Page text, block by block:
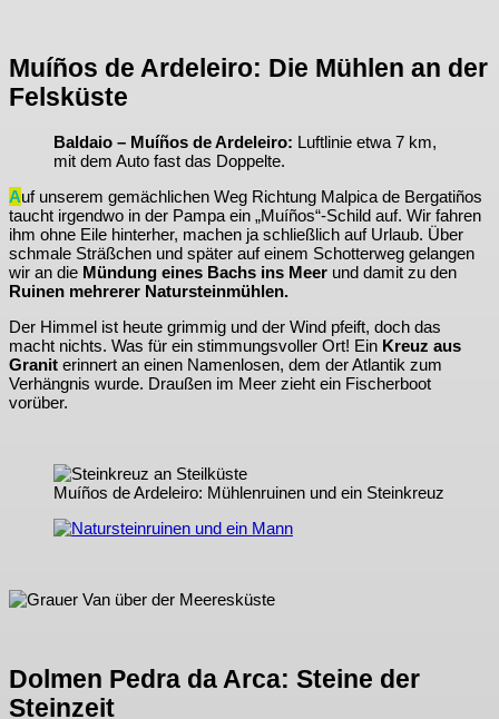
Muíños de Ardeleiro: Die Mühlen an der
Felsküste
Baldaio – Muíños de Ardeleiro: Luftlinie etwa 7 km,
mit dem Auto fast das Doppelte.
Auf unserem gemächlichen Weg Richtung Malpica de Bergatiños
taucht irgendwo in der Pampa ein „Muíños“-Schild auf. Wir fahren
ihm ohne Eile hinterher, machen ja schließlich auf Urlaub. Über
schmale Sträßchen und später auf einem Schotterweg gelangen
wir an die Mündung eines Bachs ins Meer und damit zu den
Ruinen mehrerer Natursteinmühlen.
Der Himmel ist heute grimmig und der Wind pfeift, doch das
macht nichts. Was für ein stimmungsvoller Ort! Ein Kreuz aus
Granit erinnert an einen Namenlosen, dem der Atlantik zum
Verhängnis wurde. Draußen im Meer zieht ein Fischerboot
vorüber.
Muíños de Ardeleiro: Mühlenruinen und ein Steinkreuz
Dolmen Pedra da Arca: Steine der
Steinzeit